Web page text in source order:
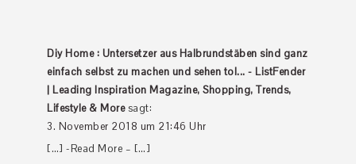
Diy Home : Untersetzer aus Halbrundstäben sind ganz
einfach selbst zu machen und sehen tol... - ListFender
| Leading Inspiration Magazine, Shopping, Trends,
Lifestyle & More sagt:
3. November 2018 um 21:46 Uhr
[…] -Read More – […]